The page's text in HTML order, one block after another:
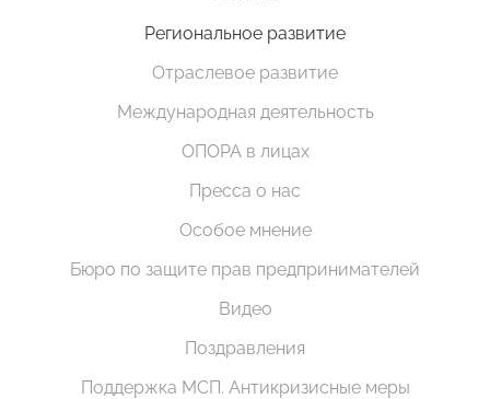
Региональное развитие
Отраслевое развитие
Международная деятельность
ОПОРА в лицах
Пресса о нас
Особое мнение
Бюро по защите прав предпринимателей
Видео
Поздравления
Поддержка МСП. Антикризисные меры